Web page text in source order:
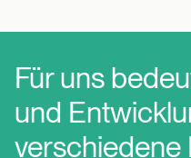
Für uns
und
verschiedene